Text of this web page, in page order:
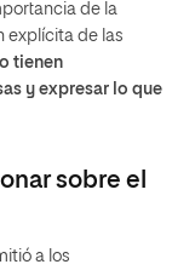
de la
explícita de las
tienen
y expresar lo que
sobre el
a los